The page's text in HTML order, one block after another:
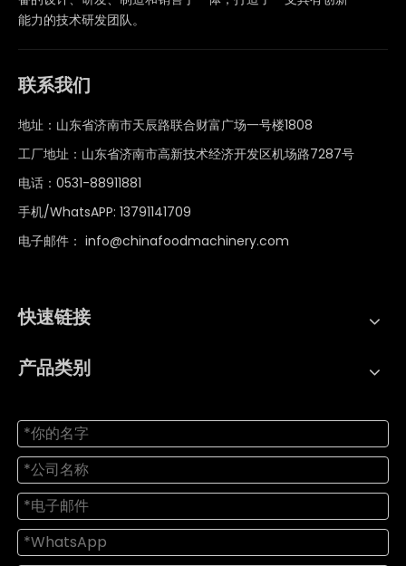
能力的技术研发团队。
联系我们
地址：山东省济南市天辰路联合财富广场一号楼1808
工厂地址：山东省济南市高新技术经济开发区机场路7287号
电话：0531-88911881
手机/WhatsAPP: 13791141709
电子邮件： info@chinafoodmachinery.com
快速链接
产品类别